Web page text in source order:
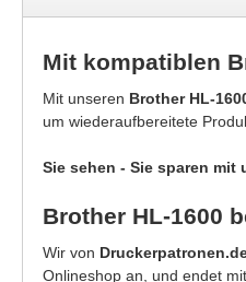
Mit kompatiblen
Mit unseren Brother HL-
um wiederaufbereitete
Sie sehen - Sie sparen mit
Brother HL-1600
Wir von
Onlineshop an, und endet